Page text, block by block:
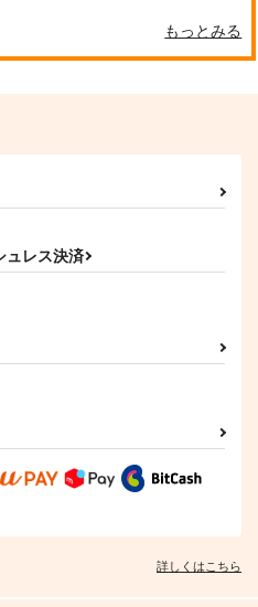
もっとみる
ュレス決済
詳しくはこちら